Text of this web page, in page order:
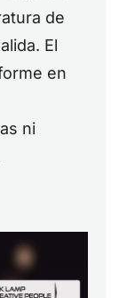
de
El
en
ni